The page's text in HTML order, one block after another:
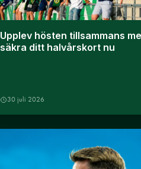
Upplev hösten tillsammans
säkra ditt halvårskort nu
30 juli 2026